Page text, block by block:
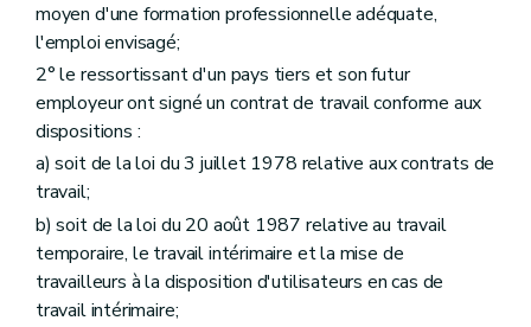
moyen d'une formation professionnelle adéquate,
l'emploi envisagé;
2° le ressortissant d'un pays tiers et son futur
employeur ont signé un contrat de travail conforme aux
dispositions :
a) soit de la loi du 3 juillet 1978 relative aux contrats de
travail;
b) soit de la loi du 20 août 1987 relative au travail
temporaire, le travail intérimaire et la mise de
travailleurs à la disposition d'utilisateurs en cas de
travail intérimaire;